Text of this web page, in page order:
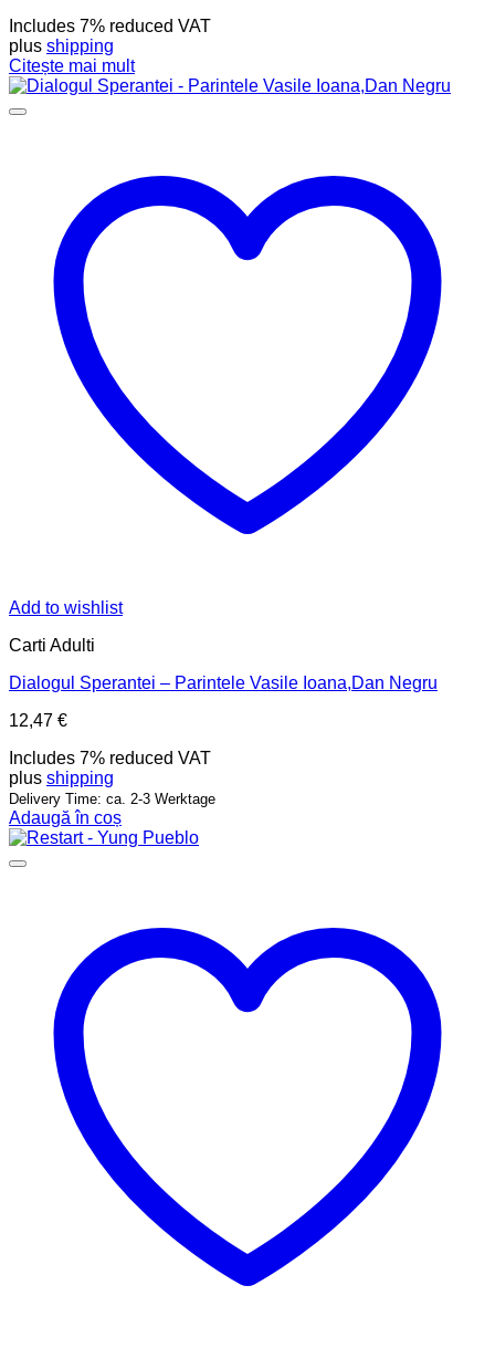
Includes 7% reduced VAT
plus shipping
Citește mai mult
Add to wishlist
Carti Adulti
Dialogul Sperantei – Parintele Vasile Ioana,Dan Negru
12,47 €
Includes 7% reduced VAT
plus shipping
Delivery Time: ca. 2-3 Werktage
Adaugă în coș